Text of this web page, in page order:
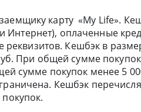
карту «My Life».
Интернет), оплаченные
реквизитов. Кешбэк в
При общей сумме
сумме покупок менее 5
Кешбэк